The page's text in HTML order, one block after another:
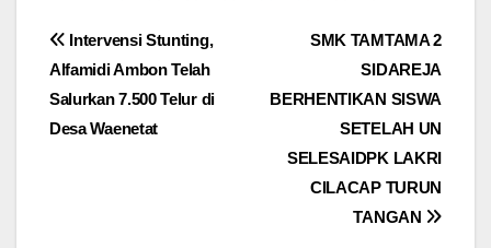
Navigasi
pos
SMK TAMTAMA 2
SIDAREJA
BERHENTIKAN SISWA
SETELAH UN
SELESAIDPK LAKRI
CILACAP TURUN
TANGAN
Intervensi Stunting,
Alfamidi Ambon Telah
Salurkan 7.500 Telur di
Desa Waenetat